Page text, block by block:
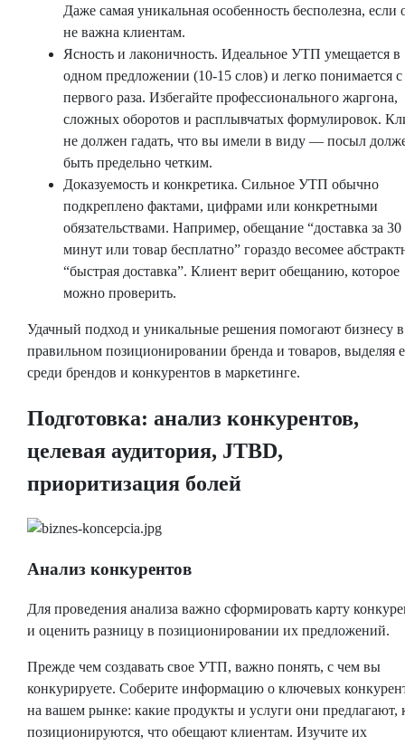
Даже самая уникальная особенность бесполезна, если
не важна клиентам.
Ясность и лаконичность. Идеальное УТП умещается в
одном предложении (10-15 слов) и легко понимается с
первого раза. Избегайте профессионального жаргона,
сложных оборотов и расплывчатых формулировок.
не должен гадать, что вы имели в виду — посыл
быть предельно четким.
Доказуемость и конкретика. Сильное УТП обычно
подкреплено фактами, цифрами или конкретными
обязательствами. Например, обещание “доставка за 30
минут или товар бесплатно” гораздо весомее
“быстрая доставка”. Клиент верит обещанию, которое
можно проверить.
Удачный подход и уникальные решения помогают бизнесу в
правильном позиционировании бренда и товаров, выделяя
среди брендов и конкурентов в маркетинге.
Подготовка: анализ конкурентов,
целевая аудитория, JTBD,
приоритизация болей
Анализ конкурентов
Для проведения анализа важно сформировать карту
и оценить разницу в позиционировании их предложений.
Прежде чем создавать свое УТП, важно понять, с чем вы
конкурируете. Соберите информацию о ключевых
на вашем рынке: какие продукты и услуги они предлагают,
позиционируются, что обещают клиентам. Изучите их